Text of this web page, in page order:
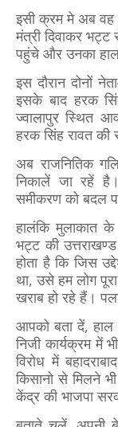
इसी क्रम मे अबवह
मंत्री दिवाकर
पहुंचे और उनका
इस दौरान दोनों
इसके बाद हरक
ज्वालापुर स्थित
हरक सिंह रावत की
अब राजनितिक
निकालें जा रहें
समीकरण को बदल
हालंकि मुलाकात के
भट्ट की
होता है कि जिस
था, उसे हम लोग
खराब हो रहे हैं।
आपको बता दें, हाल
निजी कार्यक्रम में
विरोध में
किसानो से मिलने
केंद्र की भाजपा